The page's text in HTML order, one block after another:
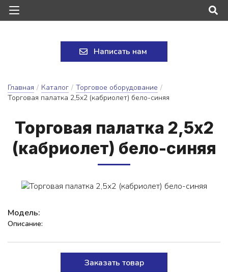
Написать нам
Главная / Каталог / Торговое оборудование /
Торговая палатка 2,5х2 (кабриолет) бело-синяя
Тор­го­вая па­лат­ка 2,5х2
(каб­ри­о­лет) бе­ло-си­няя
Модель:
Описание:
Заказать товар